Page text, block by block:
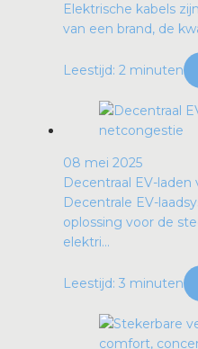
Elektrische kabels
van een brand, de
Leestijd: 2 minuten
08 mei 2025
Decentraal EV-
Decentrale EV-
oplossing voor de
elektri...
Leestijd: 3 minuten